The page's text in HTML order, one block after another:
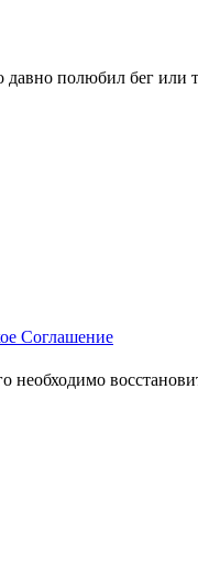
давно полюбил бег или
Соглашение
необходимо